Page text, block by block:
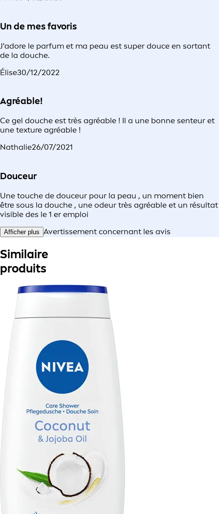
Un de mes favoris
J'adore le parfum et ma peau est super douce en sortant
de la douche.
Élise30/12/2022
Agréable!
Ce gel douche est très agréable ! Il a une bonne senteur et
une texture agréable !
Nathalie26/07/2021
Douceur
Une touche de douceur pour la peau , un moment bien
être sous la douche , une odeur très agréable et un résultat
visible des le 1 er emploi
Afficher plus Avertissement concernant les avis
Similaire
produits